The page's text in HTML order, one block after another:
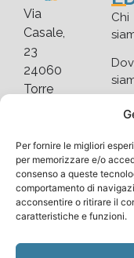
Per fornire le migliori
per memorizzare e/o
consenso a queste
comportamento di
acconsentire o ritirare il
caratteristiche e funzioni.
Via
Casale,
23
24060
Torre
(BG)
Chi
Faq
Copyright © 2025